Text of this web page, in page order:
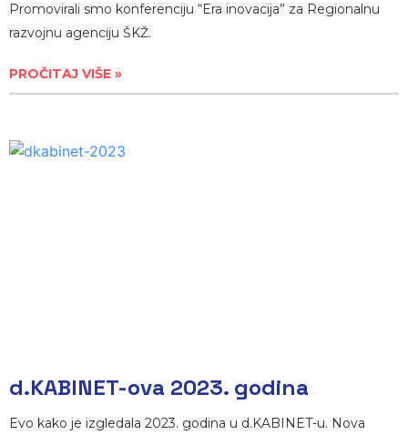
Promovirali smo konferenciju “Era inovacija” za Regionalnu
razvojnu agenciju ŠKŽ.
PROČITAJ VIŠE »
d.KABINET-ova 2023. godina
Evo kako je izgledala 2023. godina u d.KABINET-u. Nova